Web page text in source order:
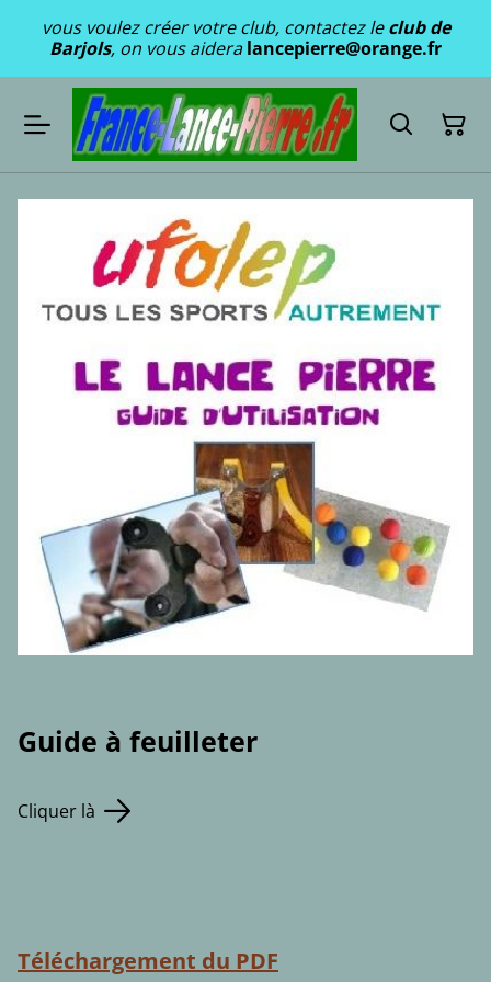
vous voulez créer votre club, contactez leclub de
Barjols, on vous aideralancepierre@orange.fr
Guide à feuilleter
Cliquer là
Téléchargement du PDF